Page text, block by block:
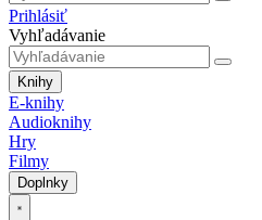
Prihlásiť
Vyhľadávanie
Knihy
E-knihy
Audioknihy
Hry
Filmy
Doplnky